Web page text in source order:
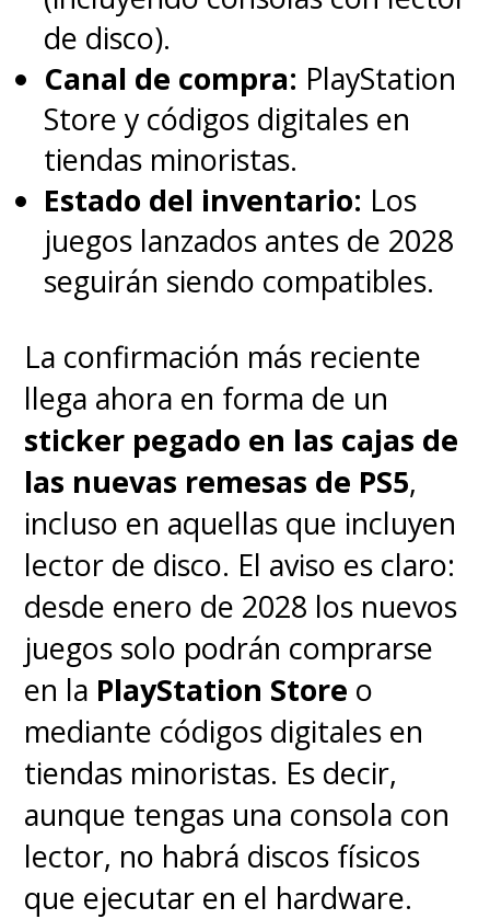
de disco).
Canal de compra: PlayStation
Store y códigos digitales en
tiendas minoristas.
Estado del inventario: Los
juegos lanzados antes de 2028
seguirán siendo compatibles.
La confirmación más reciente
llega ahora en forma de un
sticker pegado en las cajas de
las nuevas remesas de PS5,
incluso en aquellas que incluyen
lector de disco. El aviso es claro:
desde enero de 2028 los nuevos
juegos solo podrán comprarse
en la PlayStation Store o
mediante códigos digitales en
tiendas minoristas. Es decir,
aunque tengas una consola con
lector, no habrá discos físicos
que ejecutar en el hardware.